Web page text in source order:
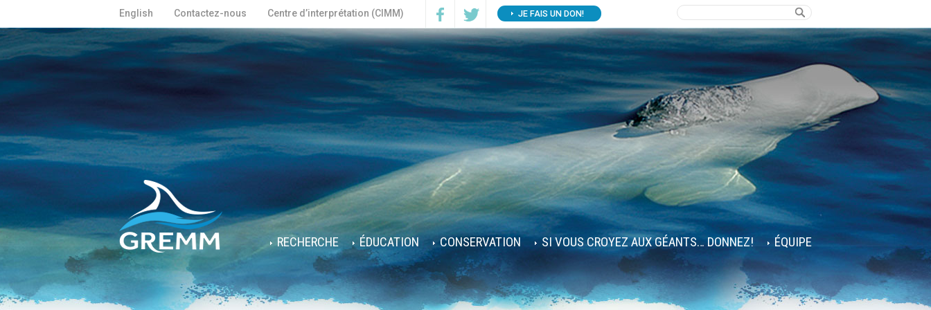
English Contactez-nous Centre d’interprétation (CIMM) JE FAIS UN DON!
RECHERCHE ÉDUCATION CONSERVATION SI VOUS CROYEZ AUX GÉANTS… DONNEZ! ÉQUIPE